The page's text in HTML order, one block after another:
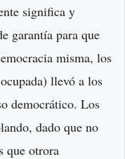
significa y
garantía para que
misma, los
llevó a los
democrático. Los
dado que no
que otrora